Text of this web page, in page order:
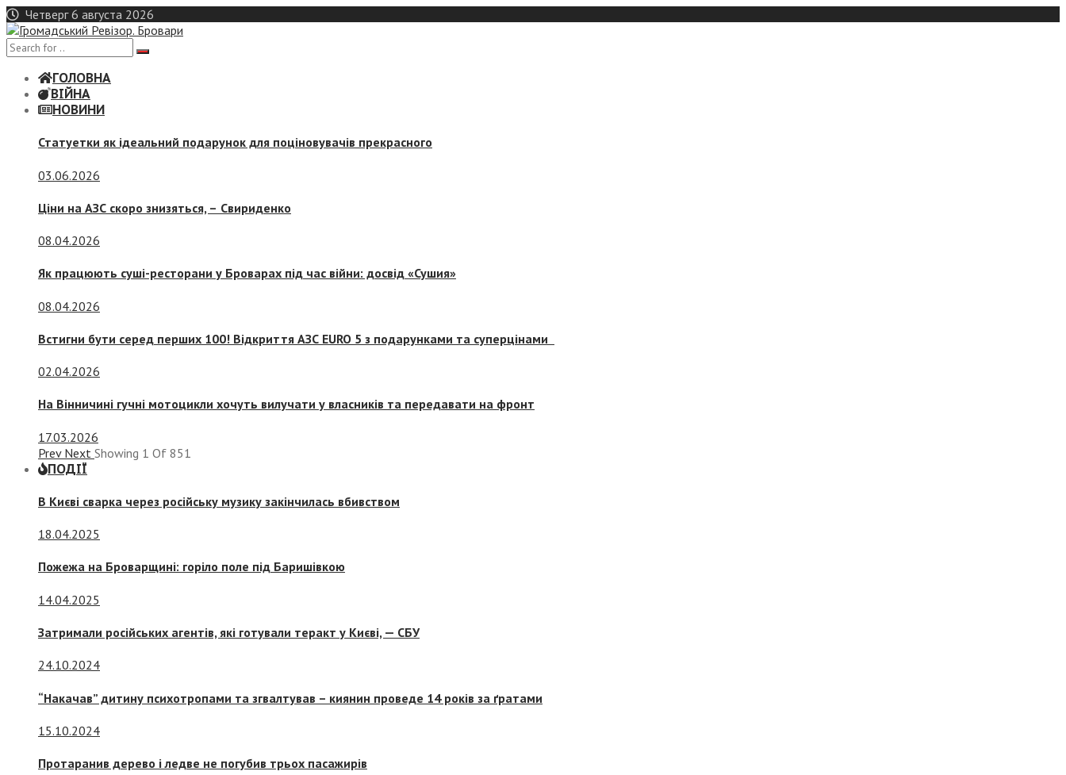
Skip
to
content
Четверг 6 августа 2026
ГОЛОВНА
ВІЙНА
НОВИНИ
Статуетки як ідеальний подарунок для поціновувачів прекрасного
03.06.2026
Ціни на АЗС скоро знизяться, – Свириденко
08.04.2026
Як працюють суші-ресторани у Броварах під час війни: досвід «Сушия»
08.04.2026
Встигни бути серед перших 100! Відкриття АЗС EURO 5 з подарунками та суперцінами
02.04.2026
На Вінничині гучні мотоцикли хочуть вилучати у власників та передавати на фронт
17.03.2026
Prev Next Showing 1 Of 851
ПОДІЇ
В Києві сварка через російську музику закінчилась вбивством
18.04.2025
Пожежа на Броварщині: горіло поле під Баришівкою
14.04.2025
Затримали російських агентів, які готували теракт у Києві, — СБУ
24.10.2024
“Накачав” дитину психотропами та згвалтував – киянин проведе 14 років за ґратами
15.10.2024
Протаранив дерево і ледве не погубив трьох пасажирів